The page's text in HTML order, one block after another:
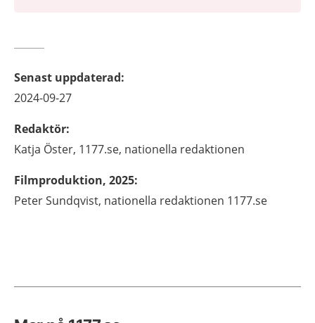
Senast uppdaterad:
2024-09-27
Redaktör:
Katja Öster, 1177.se, nationella redaktionen
Filmproduktion, 2025:
Peter Sundqvist, nationella redaktionen 1177.se